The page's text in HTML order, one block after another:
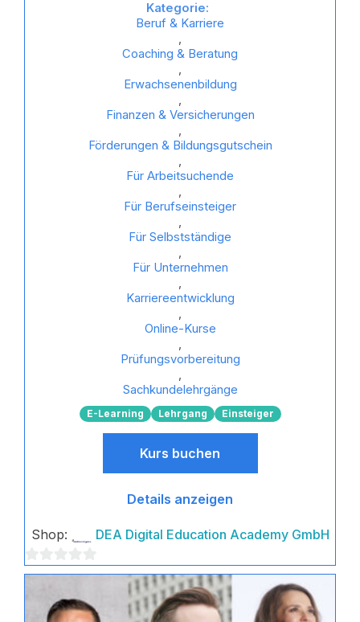
Kategorie:
Beruf & Karriere
,
Coaching & Beratung
,
Erwachsenenbildung
,
Finanzen & Versicherungen
,
Förderungen & Bildungsgutschein
,
Für Arbeitsuchende
,
Für Berufseinsteiger
,
Für Selbstständige
,
Für Unternehmen
,
Karriereentwicklung
,
Online-Kurse
,
Prüfungsvorbereitung
,
Sachkundelehrgänge
E-Learning Lehrgang Einsteiger
Kurs buchen
Details anzeigen
Shop: DEA Digital Education Academy GmbH
0